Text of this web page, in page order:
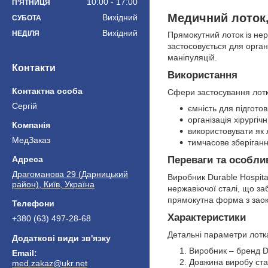
ПʼЯТНИЦЯ
СУБОТА Вихідний
НЕДІЛЯ Вихідний
Контакти
Сергій
МедЗаказ
Драгоманова 29 (Дарницький
район), Київ, Україна
+380 (63) 497-28-68
med.zakaz@ukr.net
Медичний
Прямокутний лоток із
застосовується для
маніпуляцій.
Використання
Сфери застосування
ємність для
організація
використовувати як
тимчасове
Переваги та
Виробник Durable
нержавіючої сталі, що
прямокутна форма з
Характеристики
Детальні параметри
Виробник – бренд
Довжина виробу